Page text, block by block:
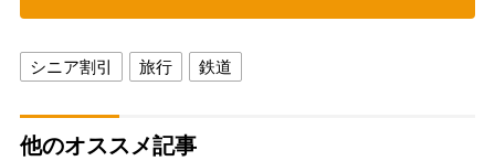
シニア割引 旅行 鉄道
他のオススメ記事